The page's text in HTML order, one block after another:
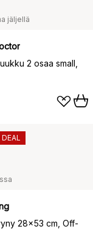
jäljellä
2 osaa small,
28x53 cm, Off-